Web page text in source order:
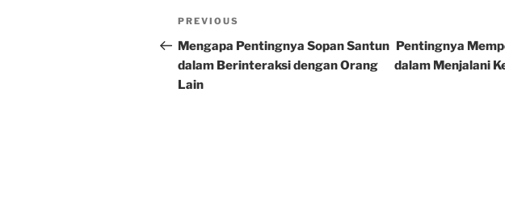
Post
navigation
Previous
Post
PREVIOUS
Mengapa Pentingnya Sopan Santun
dalam Berinteraksi dengan Orang
Lain
Pentingnya
dalam Menjalani